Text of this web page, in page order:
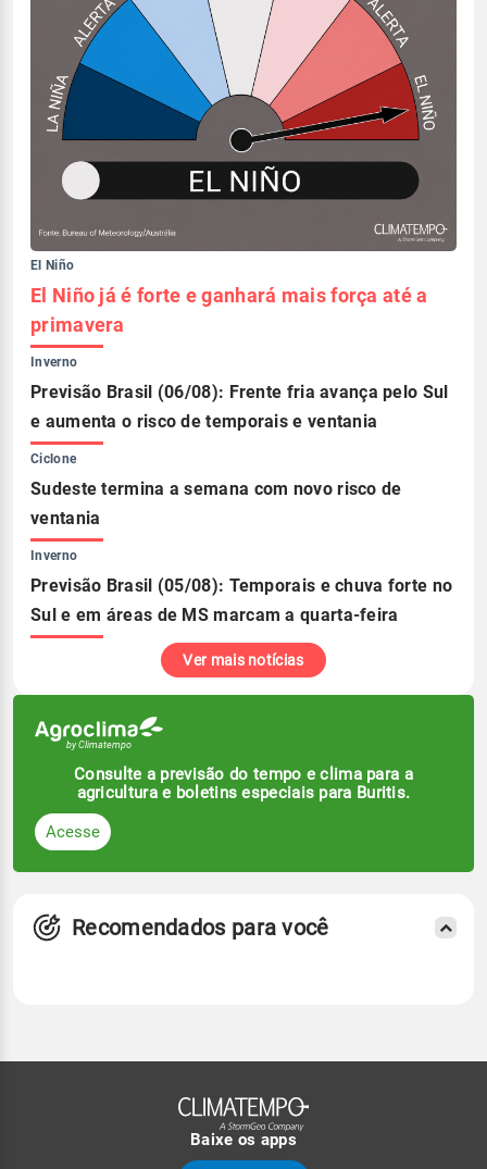
El Niño
El Niño já é forte e ganhará mais força até a
primavera
Inverno
Previsão Brasil (06/08): Frente fria avança pelo Sul
e aumenta o risco de temporais e ventania
Ciclone
Sudeste termina a semana com novo risco de
ventania
Inverno
Previsão Brasil (05/08): Temporais e chuva forte no
Sul e em áreas de MS marcam a quarta-feira
Ver mais notícias
Consulte a previsão do tempo e clima para a
agricultura e boletins especiais para Buritis.
Acesse
Recomendados para você
Baixe os apps